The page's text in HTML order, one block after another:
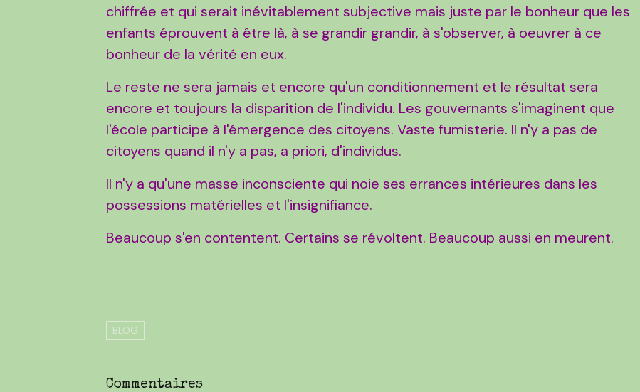
chiffrée et qui serait inévitablement subjective mais juste par le bonheur que les
enfants éprouvent à être là, à se grandir grandir, à s'observer, à oeuvrer à ce
bonheur de la vérité en eux.
Le reste ne sera jamais et encore qu'un conditionnement et le résultat sera
encore et toujours la disparition de l'individu. Les gouvernants s'imaginent que
l'école participe à l'émergence des citoyens. Vaste fumisterie. Il n'y a pas de
citoyens quand il n'y a pas, a priori, d'individus.
Il n'y a qu'une masse inconsciente qui noie ses errances intérieures dans les
possessions matérielles et l'insignifiance.
Beaucoup s'en contentent. Certains se révoltent. Beaucoup aussi en meurent.
BLOG
Commentaires